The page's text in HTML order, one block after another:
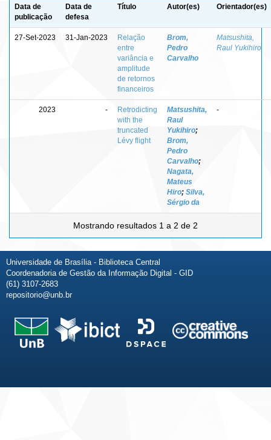
Data de
publicação
Data de
defesa
Título Autor(es) Orientador(es)
27-Set-2023 31-Jan-2023
Relação
entre
variância e
amplitude
de retornos
financeiros
Brom,
Pedro
Carvalho
Matsushita,
Raul Yukihiro
2023 -
Retrodicting
with the
truncated
Lévy flight
Matsushita,
Raul
Yukihiro;
Brom,
Pedro
Carvalho;
Nagata,
Mateus
Hiro; Silva,
Sérgio da
-
Mostrando resultados 1 a 2 de 2
Universidade de Brasília - Biblioteca Central
Coordenadoria de Gestão da Informação Digital - GID
(61) 3107-2683
repositorio@unb.br